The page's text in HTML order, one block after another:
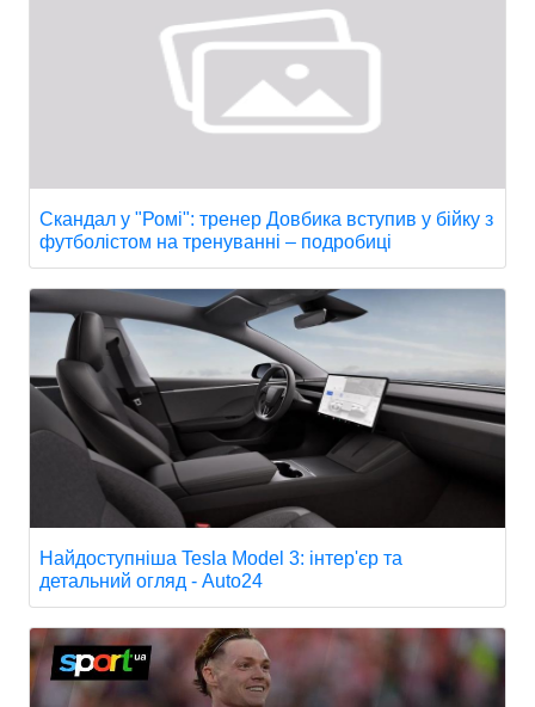
Скандал у "Ромі": тренер Довбика вступив у бійку з
футболістом на тренуванні – подробиці
Найдоступніша Tesla Model 3: інтер'єр та
детальний огляд - Auto24